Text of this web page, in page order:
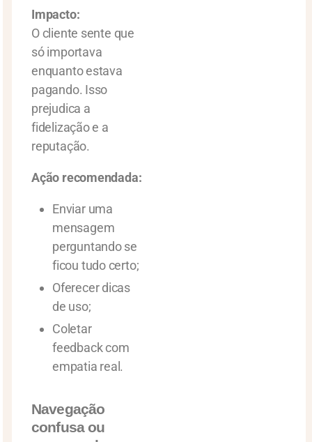
Impacto:
O cliente sente que
só importava
enquanto estava
pagando. Isso
prejudica a
fidelização e a
reputação.
Ação recomendada:
Enviar uma
mensagem
perguntando se
ficou tudo certo;
Oferecer dicas
de uso;
Coletar
feedback com
empatia real.
Navegação
confusa ou